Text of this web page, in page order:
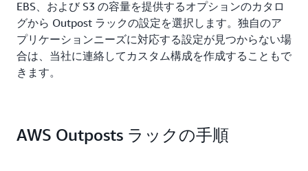
EBS、および S3 の容量を提供するオプションのカタロ
グから Outpost ラックの設定を選択します。独自のア
プリケーションニーズに対応する設定が見つからない場
合は、当社に連絡してカスタム構成を作成することもで
きます。
AWS Outposts ラックの手順